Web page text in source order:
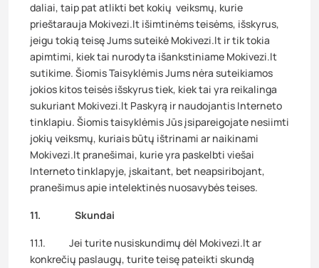
daliai, taip pat atlikti bet kokių veiksmų, kurie
prieštarauja Mokivezi.lt išimtinėms teisėms, išskyrus,
jeigu tokią teisę Jums suteikė Mokivezi.lt ir tik tokia
apimtimi, kiek tai nurodyta išankstiniame Mokivezi.lt
sutikime. Šiomis Taisyklėmis Jums nėra suteikiamos
jokios kitos teisės išskyrus tiek, kiek tai yra reikalinga
sukuriant Mokivezi.lt Paskyrą ir naudojantis Interneto
tinklapiu. Šiomis taisyklėmis Jūs įsipareigojate nesiimti
jokių veiksmų, kuriais būtų ištrinami ar naikinami
Mokivezi.lt pranešimai, kurie yra paskelbti viešai
Interneto tinklapyje, įskaitant, bet neapsiribojant,
pranešimus apie intelektinės nuosavybės teises.
11. Skundai
11.1. Jei turite nusiskundimų dėl Mokivezi.lt ar
konkrečių paslaugų, turite teisę pateikti skundą